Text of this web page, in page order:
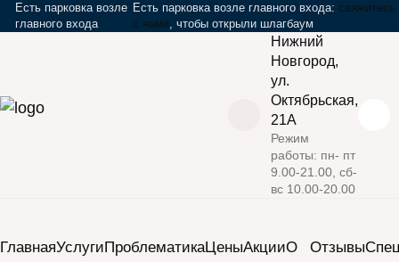
Есть парковка возле
главного входа
Есть парковка возле главного входа: свяжитесь
с нами, чтобы открыли шлагбаум
Нижний
Новгород,
ул.
Октябрьская,
21А
Режим
работы: пн- пт
9.00-21.00, сб-
вс 10.00-20.00
ГлавнаяУслугиПроблематикаЦеныАкцииО
Отзывы
Дерматоскопия в подарок при удалении
Дерматоскопия в